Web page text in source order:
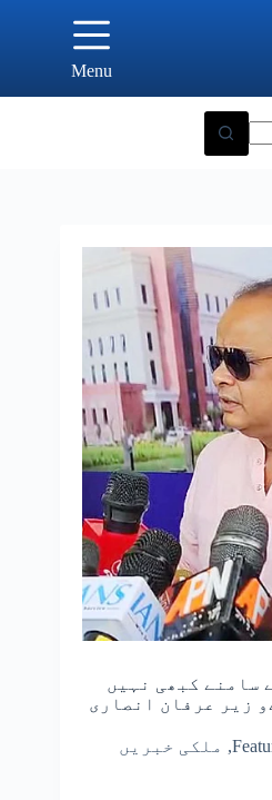
Menu
سامنے کبھی نہیں
زیر عرفان انصاری
, ملکی خبریں